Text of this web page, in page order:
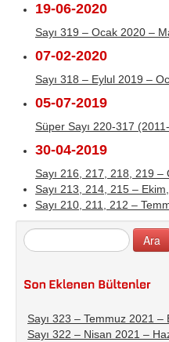
19-06-2020
Sayı 319 – Ocak 2020 –
07-02-2020
Sayı 318 – Eylul 2019 –
05-07-2019
Süper Sayı 220-317
30-04-2019
Sayı 216, 217, 218, 219 –
Sayı 213, 214, 215 –
Sayı 210, 211, 212 –
Sayı 323 – Temmuz 2021 –
Sayı 322 – Nisan 2021 –